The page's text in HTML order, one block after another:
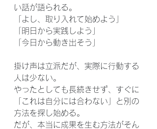
い話が語られる。
「よし、取り入れて始めよう」
「明日から実践しよう」
「今日から動き出そう」
掛け声は立派だが、実際に行動する
人は少ない。
やったとしても長続きせず、すぐに
「これは自分には合わない」と別の
方法を探し始める。
だが、本当に成果を生む方法がそん